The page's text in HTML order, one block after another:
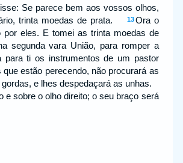
Se parece bem aos vossos olhos,
trinta moedas de prata.
13Ora o
por eles. E tomei as trinta moedas de
segunda vara União, para romper a
para ti os instrumentos de um pastor
estão perecendo, não procurará as
e lhes despedaçará as unhas.
e sobre o olho direito; o seu braço será